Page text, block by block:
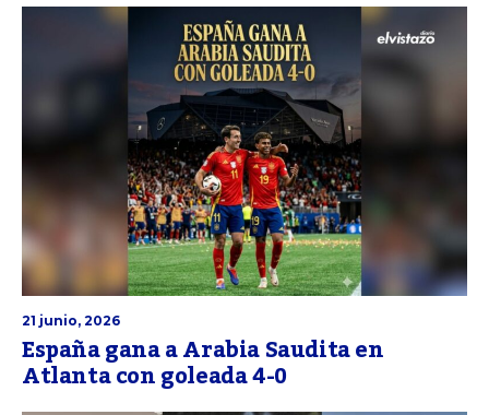
21 junio, 2026
España gana a Arabia Saudita en
Atlanta con goleada 4-0